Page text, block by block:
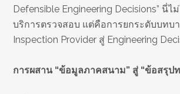
Defensible Engineering Decisions” นี่ไ
บริการตรวจสอบ แต่คือการยกระดับบทบ
Inspection Provider สู่ Engineering
การผสาน “ข้อมูลภาคสนาม” สู่ “ข้อสรุป